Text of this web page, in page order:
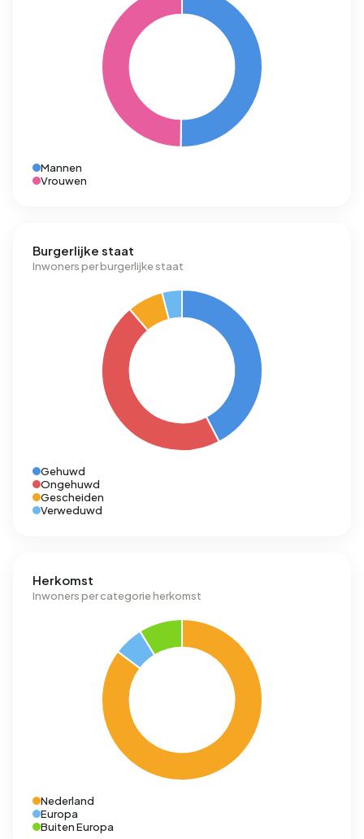
Mannen
Vrouwen
Burgerlijke staat
Inwoners per burgerlijke staat
Gehuwd
Ongehuwd
Gescheiden
Verweduwd
Herkomst
Inwoners per categorie herkomst
Nederland
Europa
Buiten Europa